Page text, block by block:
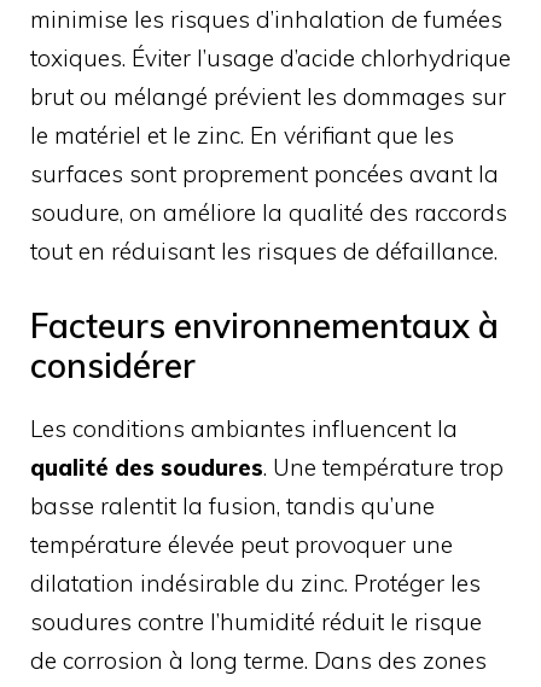
minimise les risques d’inhalation de fumées
toxiques. Éviter l’usage d’acide chlorhydrique
brut ou mélangé prévient les dommages sur
le matériel et le zinc. En vérifiant que les
surfaces sont proprement poncées avant la
soudure, on améliore la qualité des raccords
tout en réduisant les risques de défaillance.
Facteurs environnementaux à
considérer
Les conditions ambiantes influencent la
qualité des soudures. Une température trop
basse ralentit la fusion, tandis qu’une
température élevée peut provoquer une
dilatation indésirable du zinc. Protéger les
soudures contre l’humidité réduit le risque
de corrosion à long terme. Dans des zones